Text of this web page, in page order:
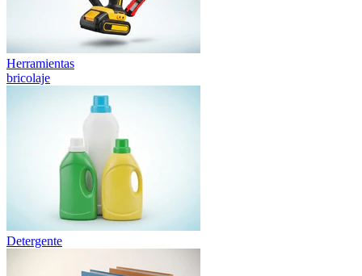
Herramientas
bricolaje
Detergente